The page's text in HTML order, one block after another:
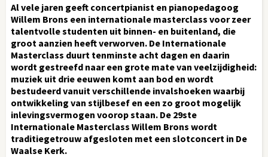
Al vele jaren geeft concertpianist en pianopedagoog
Willem Brons een internationale masterclass voor zeer
talentvolle studenten uit binnen- en buitenland, die
groot aanzien heeft verworven. De Internationale
Masterclass duurt tenminste acht dagen en daarin
wordt gestreefd naar een grote mate van veelzijdigheid:
muziek uit drie eeuwen komt aan bod en wordt
bestudeerd vanuit verschillende invalshoeken waarbij
ontwikkeling van stijlbesef en een zo groot mogelijk
inlevingsvermogen voorop staan. De 29ste
Internationale Masterclass Willem Brons wordt
traditiegetrouw afgesloten met een slotconcert in De
Waalse Kerk.